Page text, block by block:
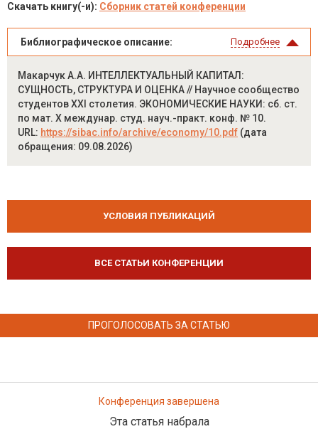
Скачать книгу(-и): Сборник статей конференции
Библиографическое описание: Подробнее
Макарчук А.А. ИНТЕЛЛЕКТУАЛЬНЫЙ КАПИТАЛ:
СУЩНОСТЬ, СТРУКТУРА И ОЦЕНКА // Научное сообщество
студентов XXI столетия. ЭКОНОМИЧЕСКИЕ НАУКИ: сб. ст.
по мат. X междунар. студ. науч.-практ. конф. № 10.
URL: https://sibac.info/archive/economy/10.pdf (дата
обращения: 09.08.2026)
УСЛОВИЯ ПУБЛИКАЦИЙ
ВСЕ СТАТЬИ КОНФЕРЕНЦИИ
ПРОГОЛОСОВАТЬ ЗА СТАТЬЮ
Конференция завершена
Эта статья набрала